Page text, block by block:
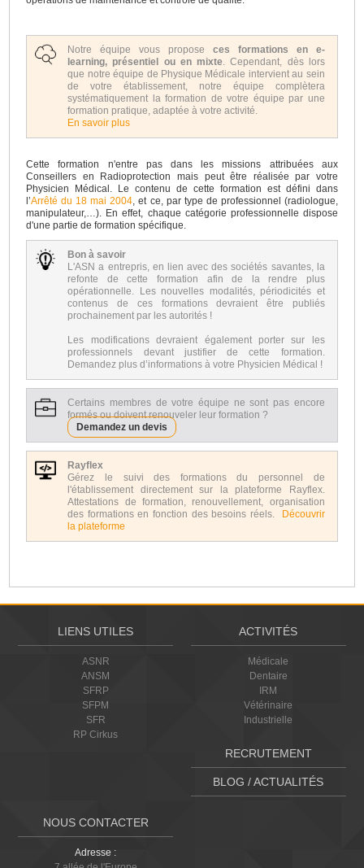
Notre équipe vous propose ces formations en e-
learning, présentiel ou en mixte. Cependant, dès lors
que notre équipe de Physique Médicale intervient au sein
de votre établissement, notre équipe complètera
systématiquement la formation de votre équipe par une
formation pratique, adaptée à votre activité.
En savoir plus
Cette formation n'entre pas dans les missions attribuées aux
Conseillers en Radioprotection mais peut être réalisée par votre
Physicien Médical. Le contenu de cette formation est défini dans
l’Arrêté du 18 mai 2004, et ce, par type de professionnel (radiologue,
manipulateur,…). En effet, chaque catégorie professionnelle dispose
d'une partie de formation spécifique.
Bon à savoir
L'ASN a entrepris, en lien avec des sociétés savantes, la
refonte de cette formation afin de la rendre plus
opérationnelle. Les nouvelles modalités, périodicités et
contenus de ces formations devraient être publiés
prochainement par les autorités !
Les modifications devraient également porter sur les
professionnels devant justifier de cette formation.
Demandez plus d’informations à votre Physicien Médical !
Certains membres de votre équipe ne sont pas encore
formés ou doivent renouveler leur formation ?
Demandez un devis
Rayflex
Gérez le suivi des formations du personnel de
l'établissement directement sur la plateforme Rayflex.
Attestations de formation, renouvellement, organisation
des formations en fonction des besoins réels.
Découvrir
la plateforme
LIENS UTILES
ASNR
ANSM
SFRP
SFPM
SFR
RP Cirkus
ACTIVITÉS
Médicale
Dentaire
IRM
Vétérinaire
Industrielle
RECRUTEMENT
BLOG / ACTUALITÉS
NOUS CONTACTER
Adresse :